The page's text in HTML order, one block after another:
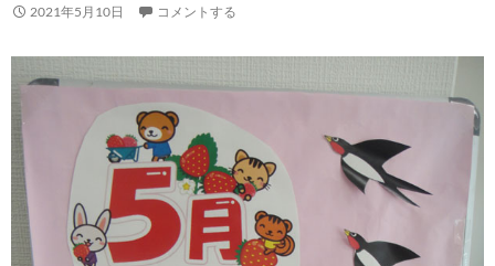
2021年5月10日 コメントする